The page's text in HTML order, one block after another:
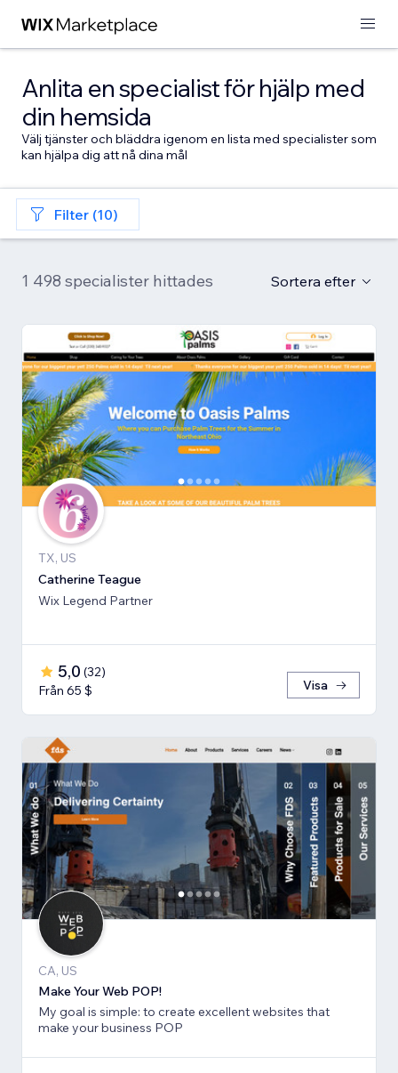
Anlita en specialist för hjälp med
din hemsida
Välj tjänster och bläddra igenom en lista med specialister som
kan hjälpa dig att nå dina mål
Filter (10)
1 498 specialister hittades Sortera efter
TX, US
Catherine Teague
Wix Legend Partner
5,0 (32)
Från 65 $
Visa
CA, US
Make Your Web POP!
My goal is simple: to create excellent websites that
make your business POP